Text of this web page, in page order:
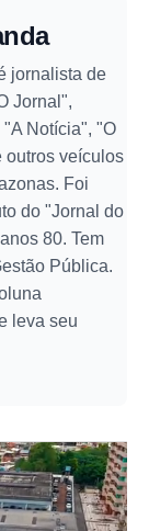
jornalista de
Jornal",
Notícia", "O
outros veículos
Foi
do "Jornal do
80. Tem
Pública.
leva seu